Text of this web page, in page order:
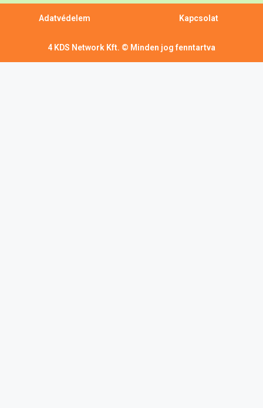
Adatvédelem Kapcsolat
4 KDS Network Kft. © Minden jog fenntartva